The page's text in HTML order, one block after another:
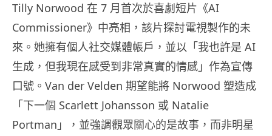
Tilly Norwood 在 7 月首次於喜劇短片《AI
Commissioner》中亮相，該片探討電視製作的未
來。她擁有個人社交媒體帳戶，並以「我也許是 AI
生成，但我現在感受到非常真實的情感」作為宣傳
口號。Van der Velden 期望能將 Norwood 塑造成
「下一個 Scarlett Johansson 或 Natalie
Portman」，並強調觀眾關心的是故事，而非明星